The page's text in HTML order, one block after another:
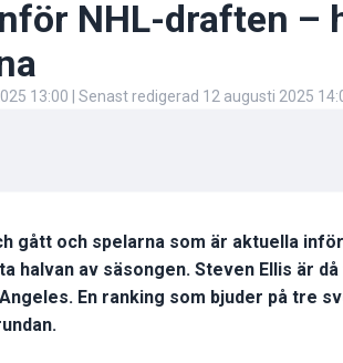
NHL-draften –
13:00 | Senast redigerad 12 augusti 2025
gått och spelarna som är aktuella inför
halvan av säsongen. Steven Ellis är
En ranking som bjuder på tre